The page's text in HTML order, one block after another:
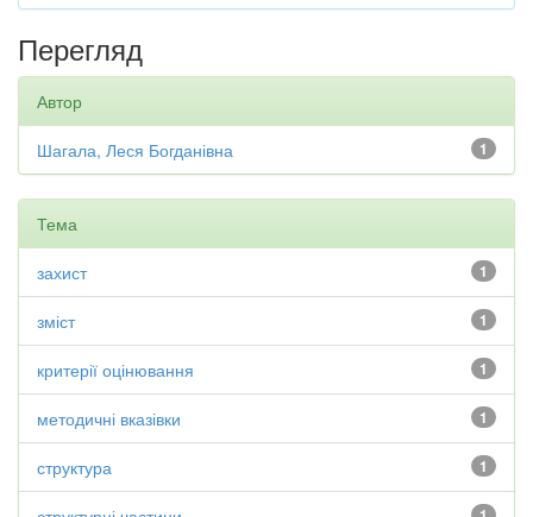
Перегляд
Автор
1
Шагала, Леся Богданівна
Тема
1
захист
1
зміст
1
критерії оцінювання
1
методичні вказівки
1
структура